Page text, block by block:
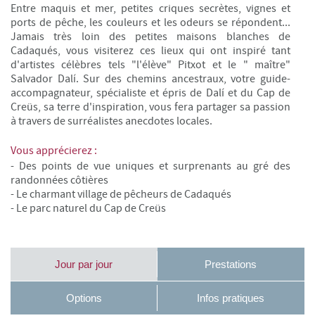
Entre maquis et mer, petites criques secrètes, vignes et
ports de pêche, les couleurs et les odeurs se répondent...
Jamais très loin des petites maisons blanches de
Cadaqués, vous visiterez ces lieux qui ont inspiré tant
d'artistes célèbres tels "l'élève" Pitxot et le " maître"
Salvador Dalí. Sur des chemins ancestraux, votre guide-
accompagnateur, spécialiste et épris de Dalí et du Cap de
Creüs, sa terre d'inspiration, vous fera partager sa passion
à travers de surréalistes anecdotes locales.
Vous apprécierez :
- Des points de vue uniques et surprenants au gré des
randonnées côtières
- Le charmant village de pêcheurs de Cadaqués
- Le parc naturel du Cap deCreüs
Jour par jour Prestations
Options Infos pratiques